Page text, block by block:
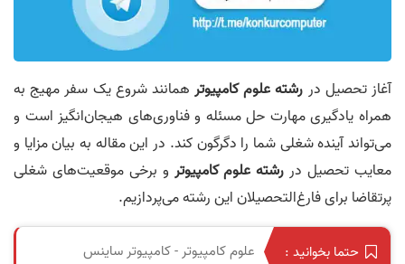
آغاز تحصیل در رشته علوم کامپیوترهمانند شروع یک سفر مهیج به
همراه یادگیری مهارت حل مسئله و فناوری‌های هیجان‌انگیز است و
می‌تواند آینده شغلی شما را دگرگون کند. در این مقاله به بیان مزایا و
معایب تحصیل در رشته علوم کامپیوتر و برخی موقعیت‌های شغلی
پرتقاضا برای فارغ‌التحصیلان این رشته می‌پردازیم.
حتما بخوانید : علوم کامپیوتر - کامپیوتر ساینس